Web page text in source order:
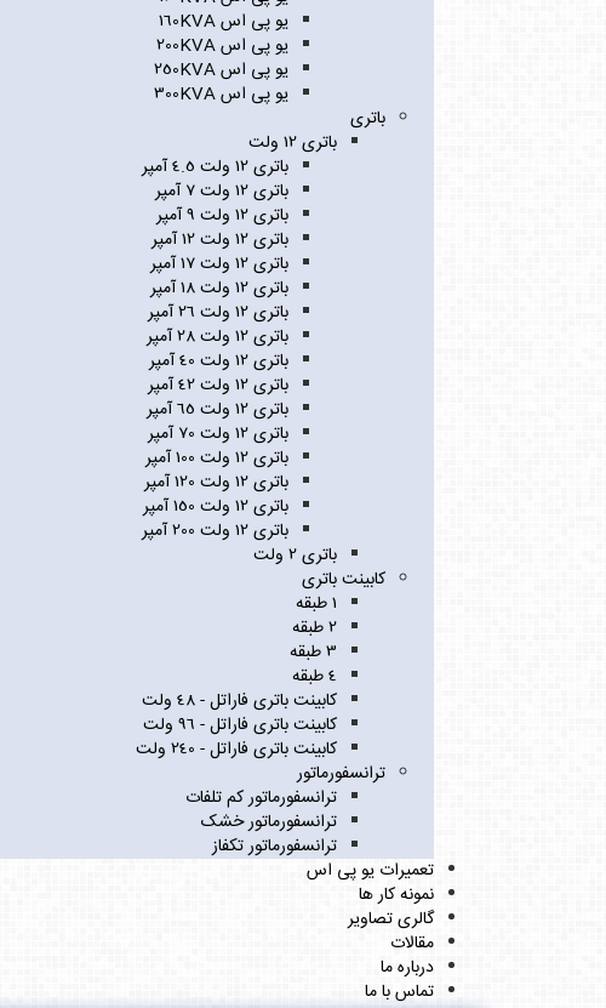
یو پی اس 160KVA
یو پی اس 200KVA
یو پی اس 250KVA
یو پی اس 300KVA
باتری
باتری 12 ولت
باتری 12 ولت 4.5 آمپر
باتری 12 ولت 7 آمپر
باتری 12 ولت 9 آمپر
باتری 12 ولت 12 آمپر
باتری 12 ولت 17 آمپر
باتری 12 ولت 18 آمپر
باتری 12 ولت 26 آمپر
باتری 12 ولت 28 آمپر
باتری 12 ولت 40 آمپر
باتری 12 ولت 42 آمپر
باتری 12 ولت 65 آمپر
باتری 12 ولت 70 آمپر
باتری 12 ولت 100 آمپر
باتری 12 ولت 120 آمپر
باتری 12 ولت 150 آمپر
باتری 12 ولت 200 آمپر
باتری 2 ولت
کابینت باتری
1 طبقه
2 طبقه
3 طبقه
4 طبقه
کابینت باتری فاراتل - 48 ولت
کابینت باتری فاراتل - 96 ولت
کابینت باتری فاراتل - 240 ولت
ترانسفورماتور
ترانسفورماتور کم تلفات
ترانسفورماتور خشک
ترانسفورماتور تکفاز
تعمیرات یو پی اس
نمونه کار ها
گالری تصاویر
مقالات
درباره ما
تماس با ما